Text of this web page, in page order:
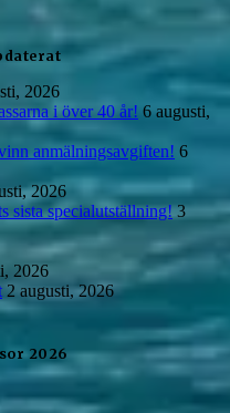
2026
i över 40 år! 6 augusti,
anmälningsavgiften! 6
2026
sista specialutställning! 3
2026
2 augusti, 2026
2026